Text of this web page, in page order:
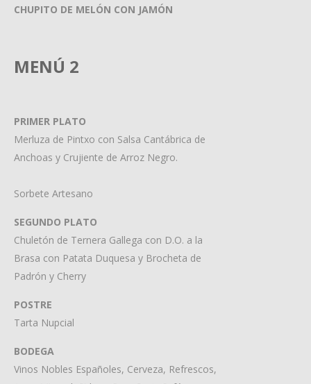
CHUPITO DE MELÓN CON JAMÓN
MENÚ 2
PRIMER PLATO
Merluza de Pintxo con Salsa Cantábrica de
Anchoas y Crujiente de Arroz Negro.
Sorbete Artesano
SEGUNDO PLATO
Chuletón de Ternera Gallega con D.O. a la
Brasa con Patata Duquesa y Brocheta de
Padrón y Cherry
POSTRE
Tarta Nupcial
BODEGA
Vinos Nobles Españoles, Cerveza, Refrescos,